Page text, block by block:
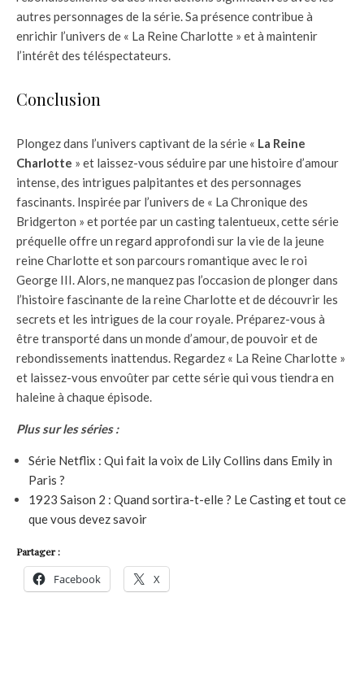
autres personnages de la série. Sa présence contribue à
enrichir l’univers de « La Reine Charlotte » et à maintenir
l’intérêt des téléspectateurs.
Conclusion
Plongez dans l’univers captivant de la série « La Reine
Charlotte » et laissez-vous séduire par une histoire d’amour
intense, des intrigues palpitantes et des personnages
fascinants. Inspirée par l’univers de « La Chronique des
Bridgerton » et portée par un casting talentueux, cette série
préquelle offre un regard approfondi sur la vie de la jeune
reine Charlotte et son parcours romantique avec le roi
George III. Alors, ne manquez pas l’occasion de plonger dans
l’histoire fascinante de la reine Charlotte et de découvrir les
secrets et les intrigues de la cour royale. Préparez-vous à
être transporté dans un monde d’amour, de pouvoir et de
rebondissements inattendus. Regardez « La Reine Charlotte »
et laissez-vous envoûter par cette série qui vous tiendra en
haleine à chaque épisode.
Plus sur les séries :
Série Netflix : Qui fait la voix de Lily Collins dans Emily in
Paris ?
1923 Saison 2 : Quand sortira-t-elle ? Le Casting et tout ce
que vous devez savoir
Partager :
Facebook X